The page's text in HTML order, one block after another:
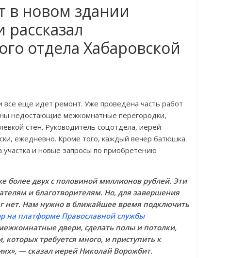
в новом здании
отдела Хабаровской
еще идет ремонт. Уже проведена часть работ
недостающие межкомнатные перегородки,
стен. Руководитель соцотдела, иерей
ежедневно. Кроме того, каждый вечер батюшка
и новые запросы по приобретению
двух с половиной миллионов рублей. Эти
и благотворителям. Но, для завершения
нет. Нам нужно в ближайшее время подключить
на платформе Православной службы
двери, сделать полы и потолки,
требуется много, и приступить к
— сказал иерей Николай Ворожбит.